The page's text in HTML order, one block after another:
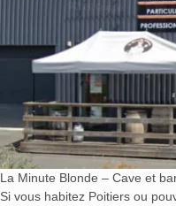
La Minute Blonde – Cave et
Si vous habitez Poitiers ou